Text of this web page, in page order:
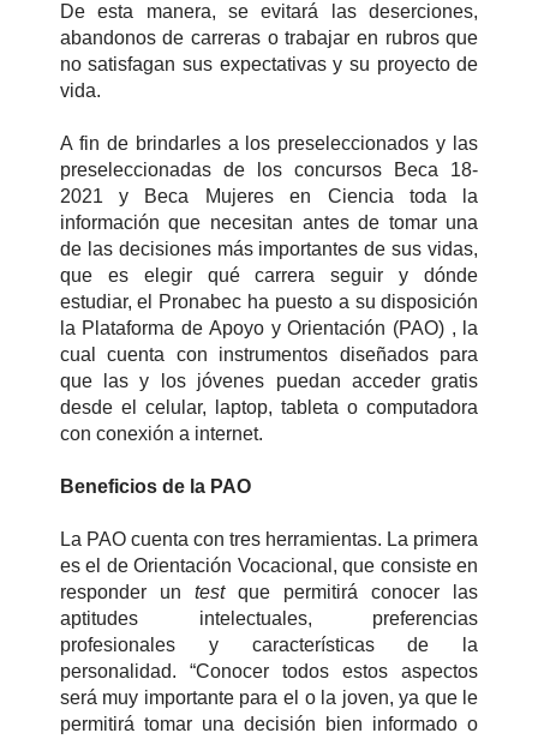
De esta manera, se evitará las deserciones,
abandonos de carreras o trabajar en rubros que
no satisfagan sus expectativas y su proyecto de
vida.
A fin de brindarles a los preseleccionados y las
preseleccionadas de los concursos Beca 18-
2021 y Beca Mujeres en Ciencia toda la
información que necesitan antes de tomar una
de las decisiones más importantes de sus vidas,
que es elegir qué carrera seguir y dónde
estudiar, el Pronabec ha puesto a su disposición
la Plataforma de Apoyo y Orientación (PAO) , la
cual cuenta con instrumentos diseñados para
que las y los jóvenes puedan acceder gratis
desde el celular, laptop, tableta o computadora
con conexión a internet.
Beneficios de la PAO
La PAO cuenta con tres herramientas. La primera
es el de Orientación Vocacional, que consiste en
responder un testque permitirá conocer las
aptitudes intelectuales, preferencias
profesionales y características de la
personalidad. “Conocer todos estos aspectos
será muy importante para el o la joven, ya que le
permitirá tomar una decisión bien informado o